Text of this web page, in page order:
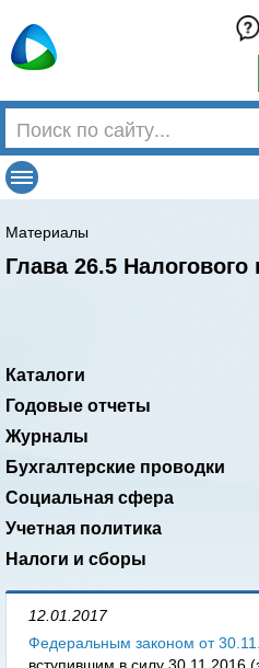
Материалы
Глава 26.5 Налогового
Каталоги
Годовые отчеты
Журналы
Бухгалтерские проводки
Социальная сфера
Учетная политика
Налоги и сборы
12.01.2017
Федеральным законом от